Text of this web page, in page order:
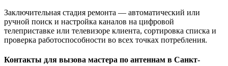
Заключительная стадия ремонта — автоматический или
ручной поиск и настройка каналов на цифровой
телеприставке или телевизоре клиента, сортировка списка и
проверка работоспособности во всех точках потребления.
Контакты для вызова мастера по антеннам в Санкт-